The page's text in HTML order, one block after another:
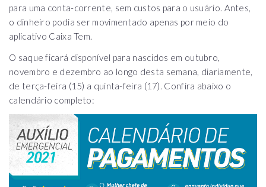
para uma conta-corrente, sem custos para o usuário. Antes,
o dinheiro podia ser movimentado apenas por meio do
aplicativo Caixa Tem.
O saque ficará disponível para nascidos em outubro,
novembro e dezembro ao longo desta semana, diariamente,
de terça-feira (15) a quinta-feira (17). Confira abaixo o
calendário completo: